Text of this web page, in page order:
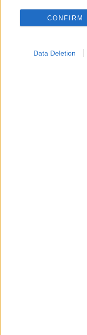
CONFIRM
Data Deletion
αναρρώνουν από
δραστήριοι
Ελληνικός Ερυθρός